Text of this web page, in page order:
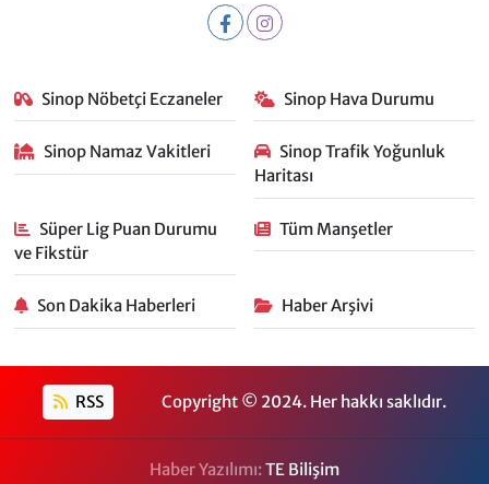
Sinop Nöbetçi Eczaneler Sinop Hava Durumu
Sinop Namaz Vakitleri
Sinop Trafik Yoğunluk
Haritası
Süper Lig Puan Durumu
ve Fikstür
Tüm Manşetler
Son Dakika Haberleri Haber Arşivi
RSS Copyright © 2024. Her hakkı saklıdır.
Haber Yazılımı:TE Bilişim